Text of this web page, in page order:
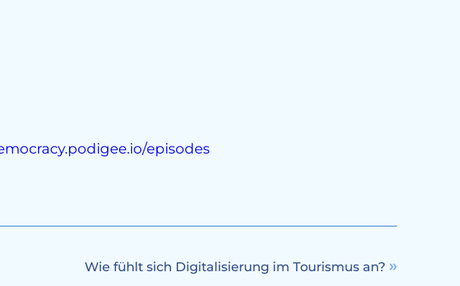
episodes
Wie fühlt sich Digitalisierung im Tourismus an?